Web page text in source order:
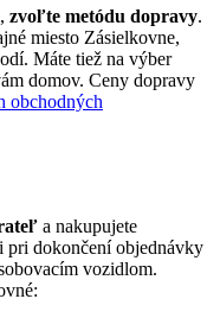
zvoľte metódu dopravy.
miesto Zásielkovne,
Máte tiež na výber
domov. Ceny dopravy
obchodných
a nakupujete
pri dokončení objednávky
vozidlom.